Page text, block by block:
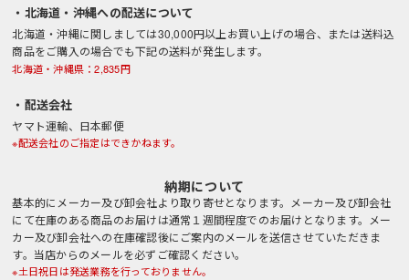
・北海道・沖縄への配送について
北海道・沖縄に関しましては30,000円以上お買い上げの場合、または送料込
商品をご購入の場合でも下記の送料が発生します。
北海道・沖縄県：2,835円
・配送会社
ヤマト運輸、日本郵便
※配送会社のご指定はできかねます。
納期について
基本的にメーカー及び卸会社より取り寄せとなります。メーカー及び卸会社
にて在庫のある商品のお届けは通常１週間程度でのお届けとなります。メー
カー及び卸会社への在庫確認後にご案内のメールを送信させていただきま
す。当店からのメールを必ずご確認ください。
※土日祝日は発送業務を行っておりません。